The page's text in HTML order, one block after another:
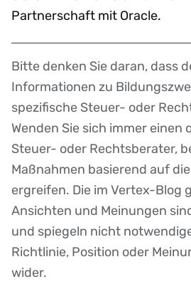
Partnerschaft mit Oracle.
Disclaimer
Bitte denken Sie daran, dass
Informationen zu
spezifische Steuer- oder
Wenden Sie sich immer einen
Steuer- oder Rechtsberater,
Maßnahmen basierend auf
ergreifen. Die im Vertex-Blog
Ansichten und Meinungen
und spiegeln nicht
Richtlinie, Position oder
wider.